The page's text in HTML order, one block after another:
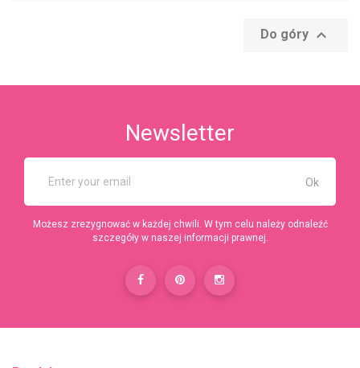
Do góry 
Newsletter
Możesz zrezygnować w każdej chwili. W tym celu należy odnaleźć
szczegóły w naszej informacji prawnej.